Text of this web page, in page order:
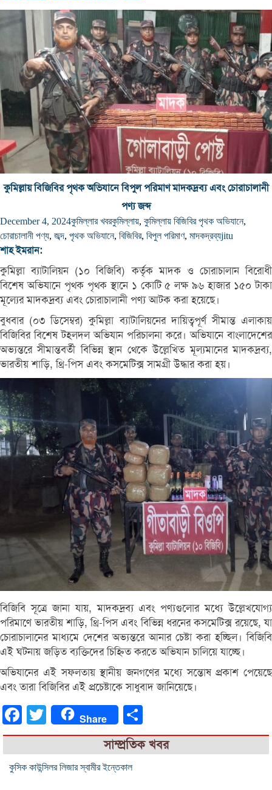
কুমিল্লায় বিজিবির পৃথক অভিযানে বিপুল পরিমাণ মাদকদ্রব্য এবং চোরাচালানী
পণ্য জব্দ
December 4, 2024কুমিল্লার খবরকুমিল্লায়, কুমিল্লায় বিজিবির পৃথক অভিযানে,
চোরাচালানী পণ্য, জব্দ, পৃথক অভিযানে, বিজিবির, বিপুল পরিমাণ, মাদকদ্রব্যjitu
শাহ ইমরান:
কুমিল্লা ব্যাটালিয়ন (১০ বিজিবি) কর্তৃক মাদক ও চোরাচালান বিরোধী
বিশেষ অভিযানে পৃথক পৃথক স্থানে ১ কোটি ৫ লক্ষ ৯৬ হাজার ১৫০ টাকা
মূল্যের মাদকদ্রব্য এবং চোরাচালানী পণ্য আটক করা হয়েছে।
বুধবার (০৩ ডিসেম্বর) কুমিল্লা ব্যাটালিয়নের দায়িত্বপূর্ণ সীমান্ত এলাকায়
বিজিবির বিশেষ টহলদল অভিযান পরিচালনা করে। অভিযানে বাংলাদেশের
অভ্যন্তরে সীমান্তবর্তী বিভিন্ন স্থান থেকে উল্লেখিত মূল্যমানের মাদকদ্রব্য,
ভারতীয় শাড়ি, থ্রি-পিস এবং কসমেটিক্স সামগ্রী উদ্ধার করা হয়।
বিজিবি সূত্রে জানা যায়, মাদকদ্রব্য এবং পণ্যগুলোর মধ্যে উল্লেখযোগ্য
পরিমাণে ভারতীয় শাড়ি, থ্রি-পিস এবং বিভিন্ন ধরনের কসমেটিক্স রয়েছে, যা
চোরাচালানের মাধ্যমে দেশের অভ্যন্তরে আনার চেষ্টা করা হচ্ছিল। বিজিবি
এই ঘটনায় জড়িত ব্যক্তিদের চিহ্নিত করতে অভিযান চালিয়ে যাচ্ছে।
অভিযানের এই সফলতায় স্থানীয় জনগণের মধ্যে সন্তোষ প্রকাশ পেয়েছে
এবং তারা বিজিবির এই প্রচেষ্টাকে সাধুবাদ জানিয়েছে।
FacebookTwitter Share
সাম্প্রতিক খবর
কুসিক কাউন্সিলর লিজার স্বামীর ইন্তেকাল